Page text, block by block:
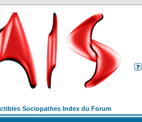
Sociopathes Index du Forum